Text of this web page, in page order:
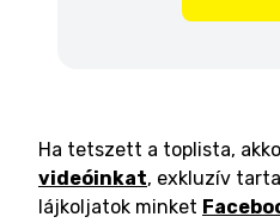
Ha tetszett a toplista,
videóinkat, exkluzív
lájkoljatok minket